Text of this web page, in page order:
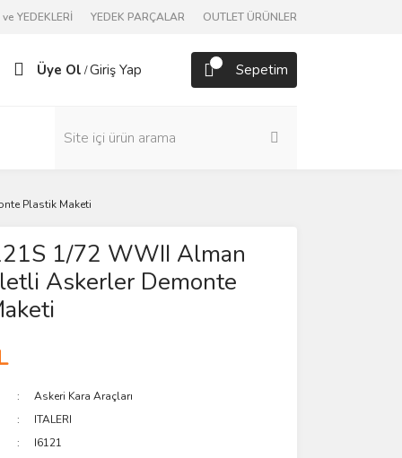
YEDEKLERİ YEDEK PARÇALAR OUTLET ÜRÜNLER
Üye Ol /Giriş Yap Sepetim
Plastik Maketi
1/72 WWII Alman
Askerler Demonte
Askeri Kara Araçları
ITALERI
I6121